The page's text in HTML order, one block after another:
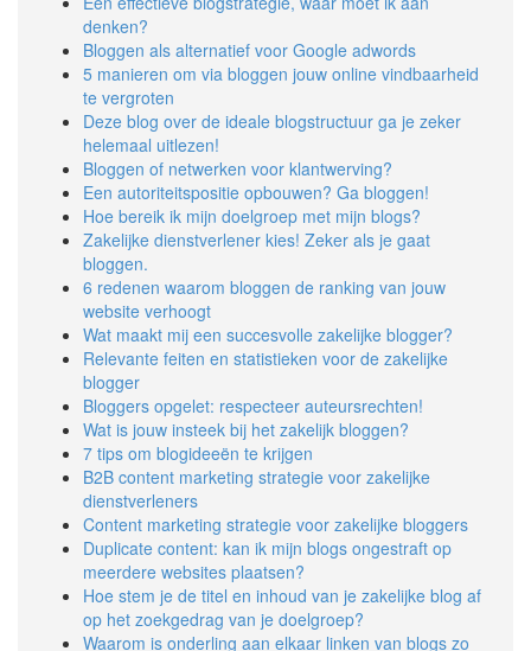
denken?
Bloggen als alternatief voor Google adwords
5 manieren om via bloggen jouw online vindbaarheid
te vergroten
Deze blog over de ideale blogstructuur ga je zeker
helemaal uitlezen!
Bloggen of netwerken voor klantwerving?
Een autoriteitspositie opbouwen? Ga bloggen!
Hoe bereik ik mijn doelgroep met mijn blogs?
Zakelijke dienstverlener kies! Zeker als je gaat
bloggen.
6 redenen waarom bloggen de ranking van jouw
website verhoogt
Wat maakt mij een succesvolle zakelijke blogger?
Relevante feiten en statistieken voor de zakelijke
blogger
Bloggers opgelet: respecteer auteursrechten!
Wat is jouw insteek bij het zakelijk bloggen?
7 tips om blogideeën te krijgen
B2B content marketing strategie voor zakelijke
dienstverleners
Content marketing strategie voor zakelijke bloggers
Duplicate content: kan ik mijn blogs ongestraft op
meerdere websites plaatsen?
Hoe stem je de titel en inhoud van je zakelijke blog af
op het zoekgedrag van je doelgroep?
Waarom is onderling aan elkaar linken van blogs zo